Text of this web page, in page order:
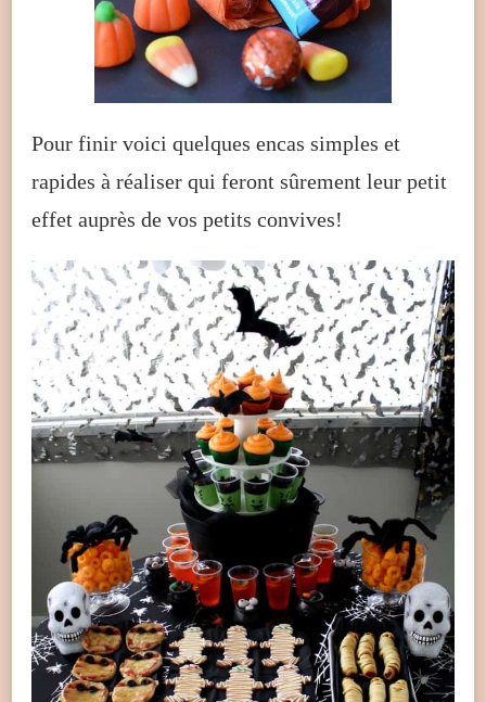
Pour finir voici quelques encas simples et
rapides à réaliser qui feront sûrement leur petit
effet auprès de vos petits convives!